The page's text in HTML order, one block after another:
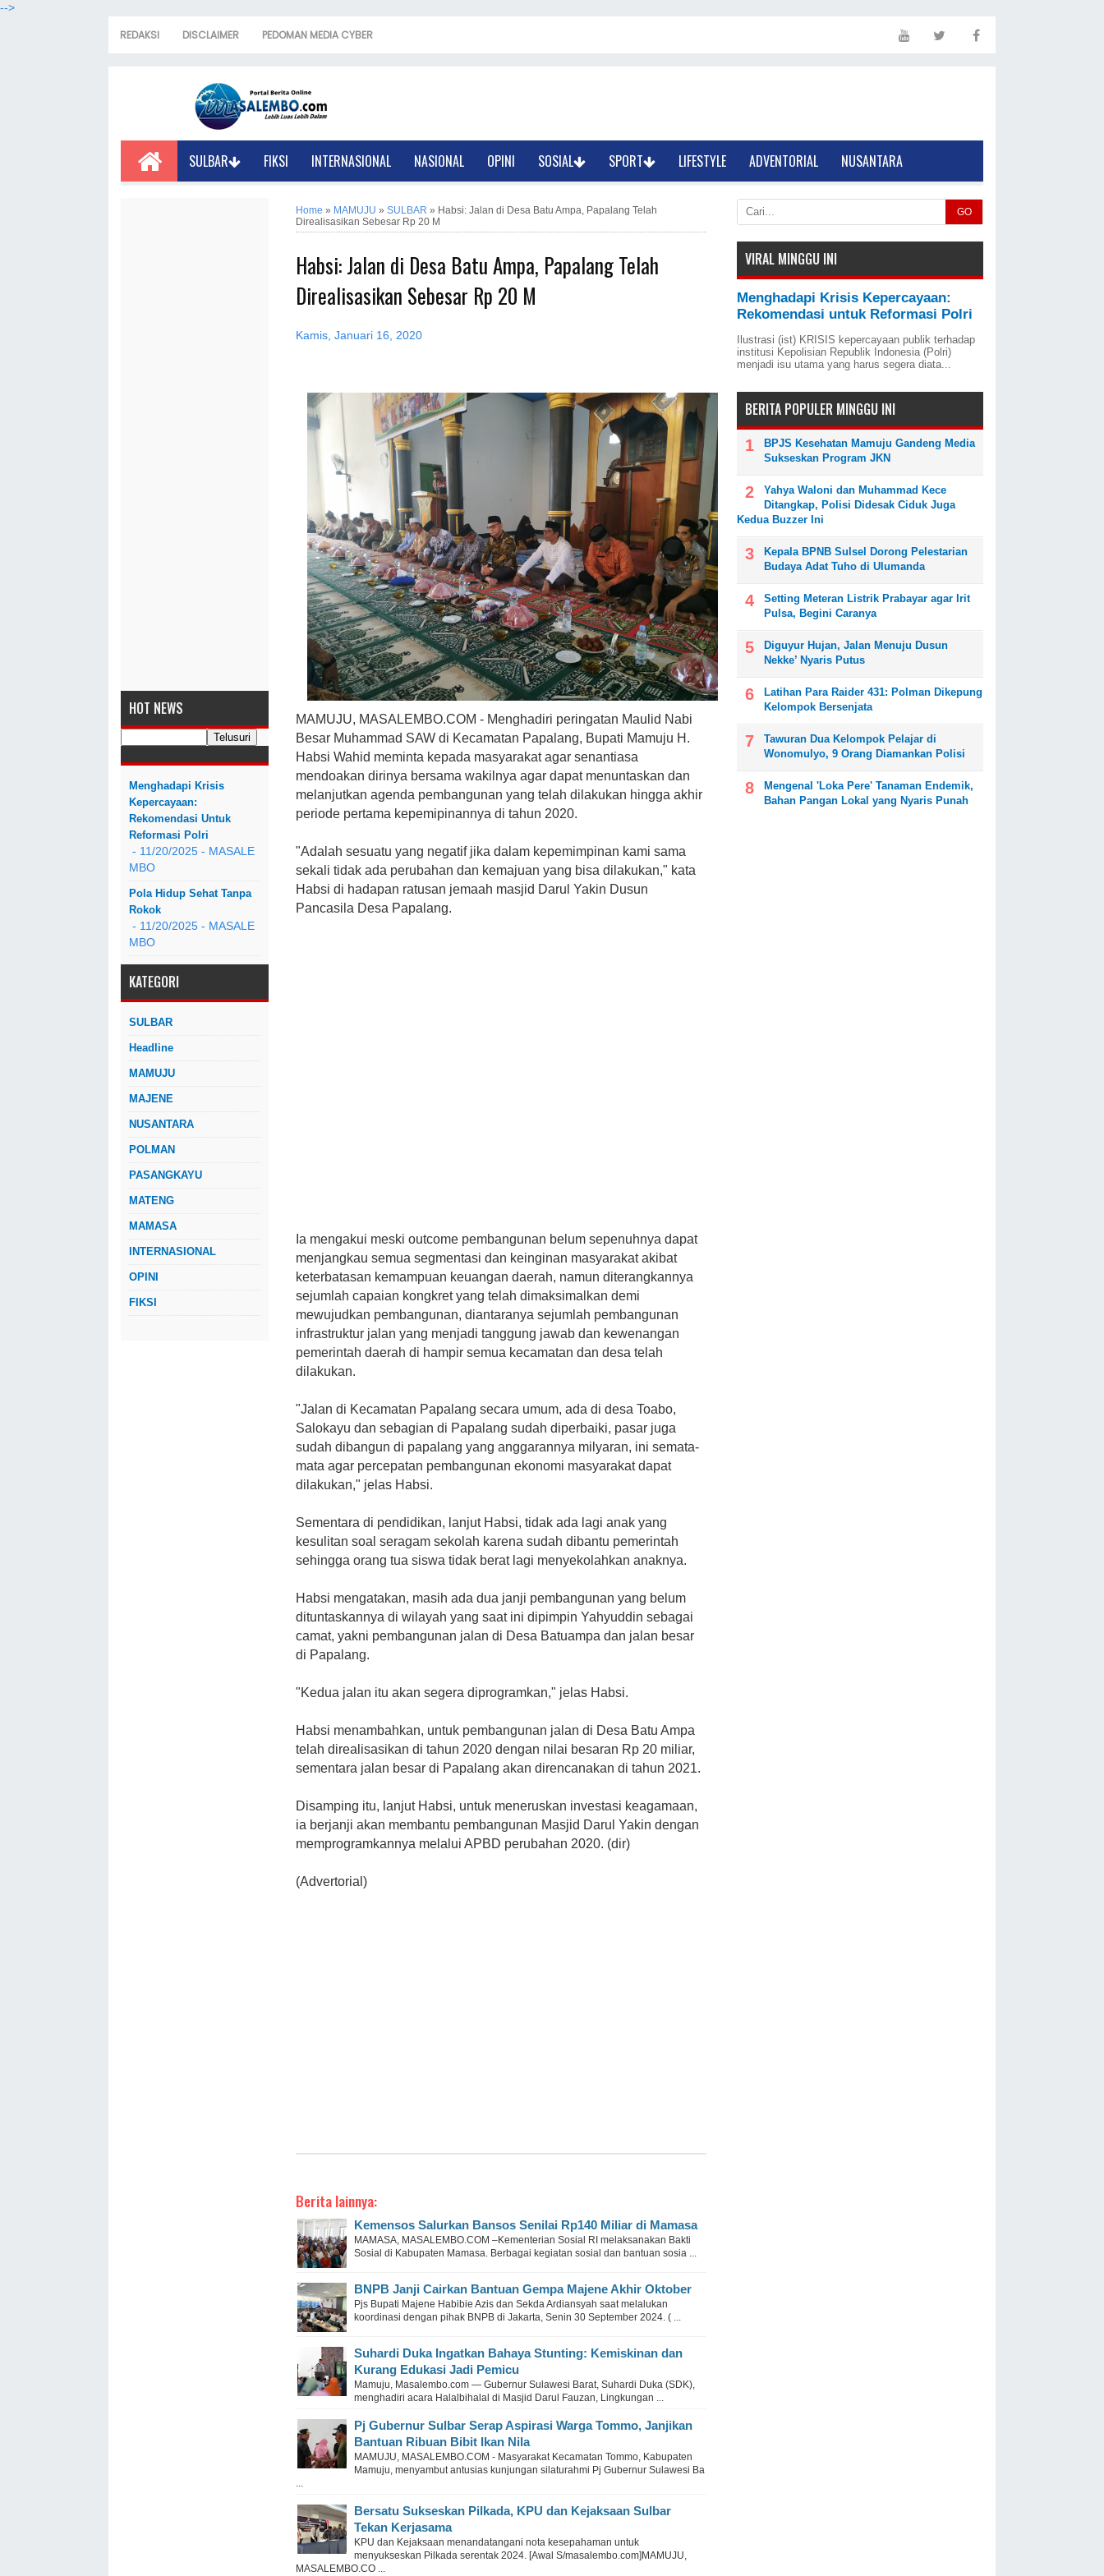
-->
REDAKSI DISCLAIMER PEDOMAN MEDIA CYBER
SULBAR FIKSI INTERNASIONAL NASIONAL OPINI SOSIAL SPORT LIFESTYLE ADVENTORIAL NUSANTARA
HOT NEWS
Menghadapi Krisis
Kepercayaan:
Rekomendasi Untuk
Reformasi Polri
- 11/20/2025 - MASALE
MBO
Pola Hidup Sehat Tanpa
Rokok
- 11/20/2025 - MASALE
MBO
KATEGORI
SULBAR
Headline
MAMUJU
MAJENE
NUSANTARA
POLMAN
PASANGKAYU
MATENG
MAMASA
INTERNASIONAL
OPINI
FIKSI
Home » MAMUJU » SULBAR » Habsi: Jalan di Desa Batu Ampa, Papalang Telah
Direalisasikan Sebesar Rp 20 M
Habsi: Jalan di Desa Batu Ampa, Papalang Telah
Direalisasikan Sebesar Rp 20 M
Kamis, Januari 16, 2020
MAMUJU, MASALEMBO.COM - Menghadiri peringatan Maulid Nabi
Besar Muhammad SAW di Kecamatan Papalang, Bupati Mamuju H.
Habsi Wahid meminta kepada masyarakat agar senantiasa
mendoakan dirinya bersama wakilnya agar dapat menuntaskan dan
melanjutkan agenda pembangunan yang telah dilakukan hingga akhir
periode pertama kepemipinannya di tahun 2020.
"Adalah sesuatu yang negatif jika dalam kepemimpinan kami sama
sekali tidak ada perubahan dan kemajuan yang bisa dilakukan," kata
Habsi di hadapan ratusan jemaah masjid Darul Yakin Dusun
Pancasila Desa Papalang.
Ia mengakui meski outcome pembangunan belum sepenuhnya dapat
menjangkau semua segmentasi dan keinginan masyarakat akibat
keterbatasan kemampuan keuangan daerah, namun diterangkannya
sejumlah capaian kongkret yang telah dimaksimalkan demi
mewujudkan pembangunan, diantaranya sejumlah pembangunan
infrastruktur jalan yang menjadi tanggung jawab dan kewenangan
pemerintah daerah di hampir semua kecamatan dan desa telah
dilakukan.
"Jalan di Kecamatan Papalang secara umum, ada di desa Toabo,
Salokayu dan sebagian di Papalang sudah diperbaiki, pasar juga
sudah dibangun di papalang yang anggarannya milyaran, ini semata-
mata agar percepatan pembangunan ekonomi masyarakat dapat
dilakukan," jelas Habsi.
Sementara di pendidikan, lanjut Habsi, tidak ada lagi anak yang
kesulitan soal seragam sekolah karena sudah dibantu pemerintah
sehingga orang tua siswa tidak berat lagi menyekolahkan anaknya.
Habsi mengatakan, masih ada dua janji pembangunan yang belum
dituntaskannya di wilayah yang saat ini dipimpin Yahyuddin sebagai
camat, yakni pembangunan jalan di Desa Batuampa dan jalan besar
di Papalang.
"Kedua jalan itu akan segera diprogramkan," jelas Habsi.
Habsi menambahkan, untuk pembangunan jalan di Desa Batu Ampa
telah direalisasikan di tahun 2020 dengan nilai besaran Rp 20 miliar,
sementara jalan besar di Papalang akan direncanakan di tahun 2021.
Disamping itu, lanjut Habsi, untuk meneruskan investasi keagamaan,
ia berjanji akan membantu pembangunan Masjid Darul Yakin dengan
memprogramkannya melalui APBD perubahan 2020. (dir)
(Advertorial)
Berita lainnya:
Kemensos Salurkan Bansos Senilai Rp140 Miliar di Mamasa
MAMASA, MASALEMBO.COM –Kementerian Sosial RI melaksanakan Bakti
Sosial di Kabupaten Mamasa. Berbagai kegiatan sosial dan bantuan sosia ...
BNPB Janji Cairkan Bantuan Gempa Majene Akhir Oktober
Pjs Bupati Majene Habibie Azis dan Sekda Ardiansyah saat melalukan
koordinasi dengan pihak BNPB di Jakarta, Senin 30 September 2024. ( ...
Suhardi Duka Ingatkan Bahaya Stunting: Kemiskinan dan
Kurang Edukasi Jadi Pemicu
Mamuju, Masalembo.com — Gubernur Sulawesi Barat, Suhardi Duka (SDK),
menghadiri acara Halalbihalal di Masjid Darul Fauzan, Lingkungan ...
Pj Gubernur Sulbar Serap Aspirasi Warga Tommo, Janjikan
Bantuan Ribuan Bibit Ikan Nila
MAMUJU, MASALEMBO.COM - Masyarakat Kecamatan Tommo, Kabupaten
Mamuju, menyambut antusias kunjungan silaturahmi Pj Gubernur Sulawesi Ba
...
Bersatu Sukseskan Pilkada, KPU dan Kejaksaan Sulbar
Tekan Kerjasama
KPU dan Kejaksaan menandatangani nota kesepahaman untuk
menyukseskan Pilkada serentak 2024. [Awal S/masalembo.com]MAMUJU,
MASALEMBO.CO ...
GO
VIRAL MINGGU INI
Menghadapi Krisis Kepercayaan:
Rekomendasi untuk Reformasi Polri
Ilustrasi (ist) KRISIS kepercayaan publik terhadap
institusi Kepolisian Republik Indonesia (Polri)
menjadi isu utama yang harus segera diata...
BERITA POPULER MINGGU INI
BPJS Kesehatan Mamuju Gandeng Media
Sukseskan Program JKN
Yahya Waloni dan Muhammad Kece
Ditangkap, Polisi Didesak Ciduk Juga
Kedua Buzzer Ini
Kepala BPNB Sulsel Dorong Pelestarian
Budaya Adat Tuho di Ulumanda
Setting Meteran Listrik Prabayar agar Irit
Pulsa, Begini Caranya
Diguyur Hujan, Jalan Menuju Dusun
Nekke’ Nyaris Putus
Latihan Para Raider 431: Polman Dikepung
Kelompok Bersenjata
Tawuran Dua Kelompok Pelajar di
Wonomulyo, 9 Orang Diamankan Polisi
Mengenal 'Loka Pere' Tanaman Endemik,
Bahan Pangan Lokal yang Nyaris Punah